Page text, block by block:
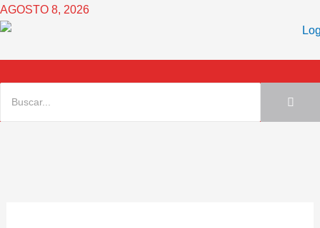
Ir
al
AGOSTO 8, 2026